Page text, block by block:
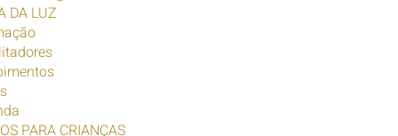
DA LUZ
PARA CRIANÇAS